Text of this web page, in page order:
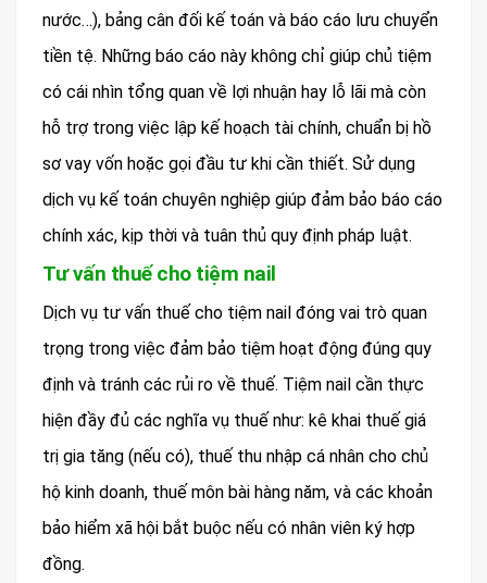
nước…), bảng cân đối kế toán và báo cáo lưu chuyển
tiền tệ. Những báo cáo này không chỉ giúp chủ tiệm
có cái nhìn tổng quan về lợi nhuận hay lỗ lãi mà còn
hỗ trợ trong việc lập kế hoạch tài chính, chuẩn bị hồ
sơ vay vốn hoặc gọi đầu tư khi cần thiết. Sử dụng
dịch vụ kế toán chuyên nghiệp giúp đảm bảo báo cáo
chính xác, kịp thời và tuân thủ quy định pháp luật.
Tư vấn thuế cho tiệm nail
Dịch vụ tư vấn thuế cho tiệm nail đóng vai trò quan
trọng trong việc đảm bảo tiệm hoạt động đúng quy
định và tránh các rủi ro về thuế. Tiệm nail cần thực
hiện đầy đủ các nghĩa vụ thuế như: kê khai thuế giá
trị gia tăng (nếu có), thuế thu nhập cá nhân cho chủ
hộ kinh doanh, thuế môn bài hàng năm, và các khoản
bảo hiểm xã hội bắt buộc nếu có nhân viên ký hợp
đồng.